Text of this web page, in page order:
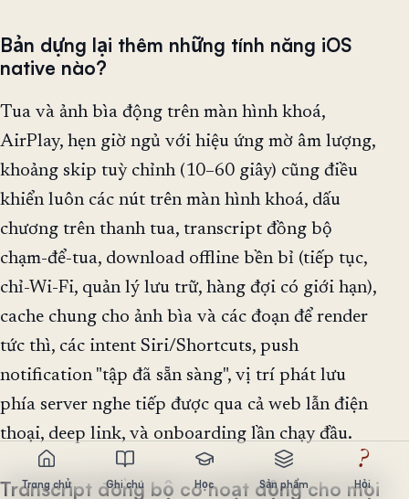
Bản dựng lại thêm những tính năng iOS
native nào?
Tua và ảnh bìa động trên màn hình khoá,
AirPlay, hẹn giờ ngủ với hiệu ứng mờ âm lượng,
khoảng skip tuỳ chỉnh (10–60 giây) cũng điều
khiển luôn các nút trên màn hình khoá, dấu
chương trên thanh tua, transcript đồng bộ
chạm-để-tua, download offline bền bỉ (tiếp tục,
chỉ-Wi-Fi, quản lý lưu trữ, hàng đợi có giới hạn),
cache chung cho ảnh bìa và các đoạn để render
tức thì, các intent Siri/Shortcuts, push
notification "tập đã sẵn sàng", vị trí phát lưu
phía server nghe tiếp được qua cả web lẫn điện
thoại, deep link, và onboarding lần chạy đầu.
Transcript đồng bộ có hoạt động cho mọi
Trang chủ Ghi chú Học Sản phẩm
?
Hỏi